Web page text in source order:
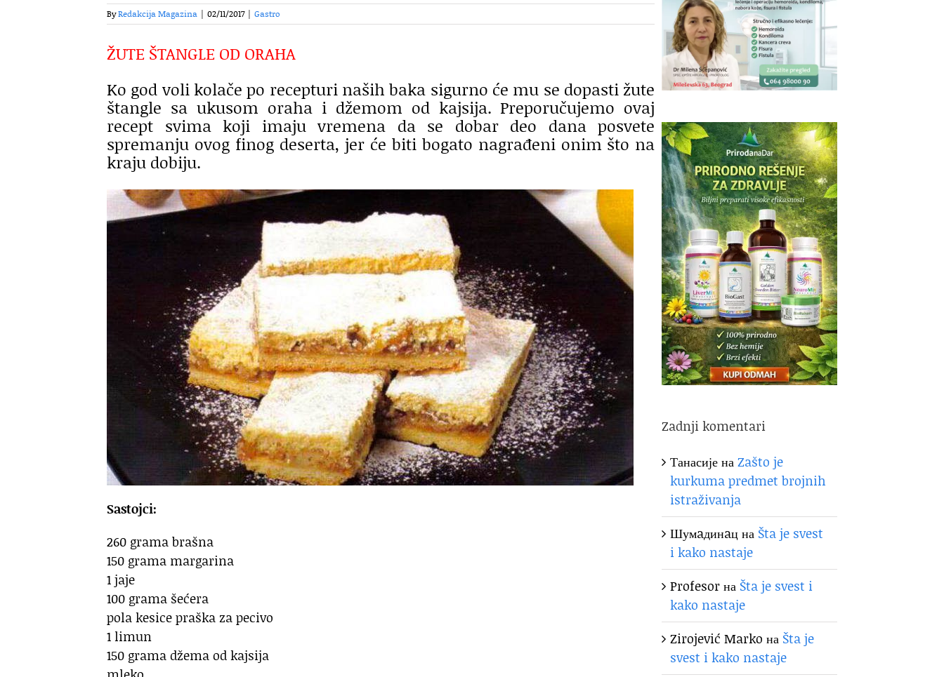
ByRedakcija Magazina | 02/11/2017 | Gastro
ŽUTE ŠTANGLE OD ORAHA
Ko god voli kolače po recepturi naših baka sigurno će mu se dopasti žute
štangle sa ukusom oraha i džemom od kajsija. Preporučujemo ovaj
recept svima koji imaju vremena da se dobar deo dana posvete
spremanju ovog finog deserta, jer će biti bogato nagrađeni onim što na
kraju dobiju.
Sastojci:
260 grama brašna
150 grama margarina
1 jaje
100 grama šećera
pola kesice praška za pecivo
1 limun
150 grama džema od kajsija
Zadnji komentari
ТанасијенаZašto je
kurkuma predmet brojnih
istraživanja
Шумaдинaцна Šta je svest
i kako nastaje
Profesorна Šta je svest i
kako nastaje
Zirojević Marko на Šta je
svest i kako nastaje